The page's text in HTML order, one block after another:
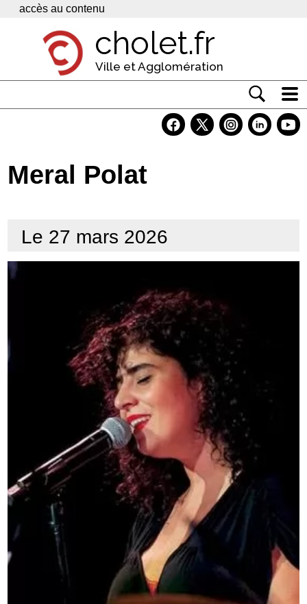
Panneau de gestion des cookies
accès au contenu
cholet.fr
Ville et Agglomération
Economie
Contacts
Meral Polat
Le 27 mars 2026